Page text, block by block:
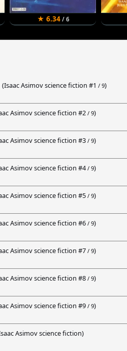
★ 6.34/ 6
(Isaac Asimov science fiction #1 / 9)
Asimov science fiction #2 / 9)
Asimov science fiction #3 / 9)
Asimov science fiction #4 / 9)
Asimov science fiction #5 / 9)
Asimov science fiction #6 / 9)
Asimov science fiction #7 / 9)
Asimov science fiction #8 / 9)
Asimov science fiction #9 / 9)
Asimov science fiction)